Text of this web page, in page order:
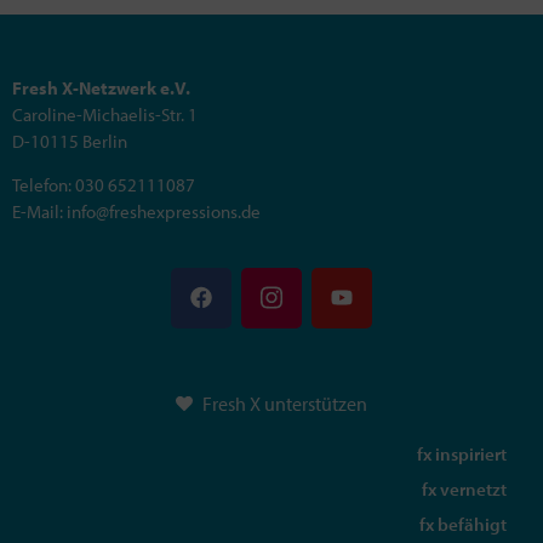
Fresh X-Netzwerk e.V.
Caroline-Michaelis-Str. 1
D-10115 Berlin
Telefon: 030 652111087
E-Mail: info@freshexpressions.de
Fresh X unterstützen
fx inspiriert
fx vernetzt
fx befähigt